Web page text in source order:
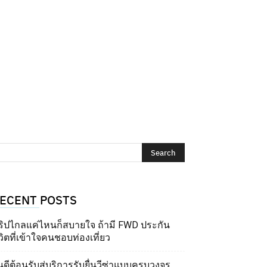
POSTS
ปไกลแค่ไหนก็สบายใจ ถ้ามี FWD ประกัน
ตที่เข้าใจคนชอบท่องเที่ยว